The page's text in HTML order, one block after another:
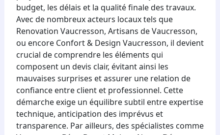
budget, les délais et la qualité finale des travaux.
Avec de nombreux acteurs locaux tels que
Renovation Vaucresson, Artisans de Vaucresson,
ou encore Confort & Design Vaucresson, il devient
crucial de comprendre les éléments qui
composent un devis clair, évitant ainsi les
mauvaises surprises et assurer une relation de
confiance entre client et professionnel. Cette
démarche exige un équilibre subtil entre expertise
technique, anticipation des imprévus et
transparence. Par ailleurs, des spécialistes comme